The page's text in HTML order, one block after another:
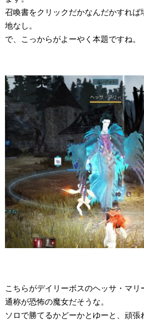
召喚書をクリックだかなんだかすれば
地なし。
で、こっからがよーやく本題ですね。
こちらがデイリーボスのヘッサ・マリ
通称が恐怖の魔女だそうな。
ソロで勝てるかどーかとゆーと、頑張